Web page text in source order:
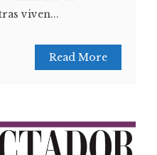
viven...
Read More